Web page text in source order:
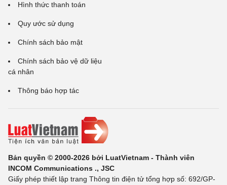
Hình thức thanh toán
Quy ước sử dụng
Chính sách bảo mật
Chính sách bảo vệ dữ liệu
cá nhân
Thông báo hợp tác
Bản quyền © 2000-2026 bởi LuatVietnam - Thành viên
INCOM Communications ., JSC
Giấy phép thiết lập trang Thông tin điện tử tổng hợp số: 692/GP-